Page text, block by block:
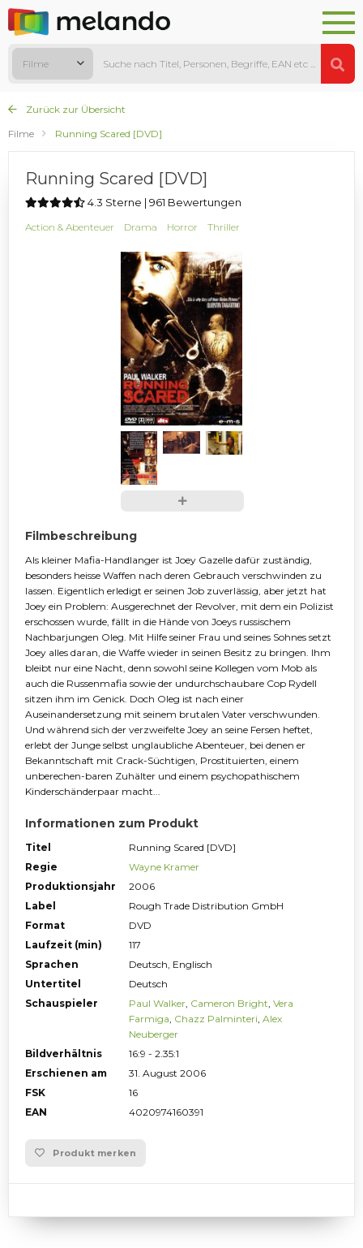
Filme
Zurück zur Übersicht
Filme
Running Scared [DVD]
Running Scared [DVD]
4.3 Sterne | 961 Bewertungen
Action & Abenteuer Drama Horror Thriller
Filmbeschreibung
Als kleiner Mafia-Handlanger ist Joey Gazelle dafür zuständig,
besonders heisse Waffen nach deren Gebrauch verschwinden zu
lassen. Eigentlich erledigt er seinen Job zuverlässig, aber jetzt hat
Joey ein Problem: Ausgerechnet der Revolver, mit dem ein Polizist
erschossen wurde, fällt in die Hände von Joeys russischem
Nachbarjungen Oleg. Mit Hilfe seiner Frau und seines Sohnes setzt
Joey alles daran, die Waffe wieder in seinen Besitz zu bringen. Ihm
bleibt nur eine Nacht, denn sowohl seine Kollegen vom Mob als
auch die Russenmafia sowie der undurchschaubare Cop Rydell
sitzen ihm im Genick. Doch Oleg ist nach einer
Auseinandersetzung mit seinem brutalen Vater verschwunden.
Und während sich der verzweifelte Joey an seine Fersen heftet,
erlebt der Junge selbst unglaubliche Abenteuer, bei denen er
Bekanntschaft mit Crack-Süchtigen, Prostituierten, einem
unberechen-baren Zuhälter und einem psychopathischem
Kinderschänderpaar macht...
Informationen zum Produkt
Titel
Running Scared [DVD]
Regie
Wayne Kramer
Produktionsjahr
2006
Label
Rough Trade Distribution GmbH
Format
DVD
Laufzeit (min)
117
Sprachen
Deutsch, Englisch
Untertitel
Deutsch
Schauspieler
Paul Walker, Cameron Bright, Vera
Farmiga, Chazz Palminteri, Alex
Neuberger
Bildverhältnis
16:9 - 2.35:1
Erschienen am
31. August 2006
FSK
16
EAN
4020974160391
Produkt merken